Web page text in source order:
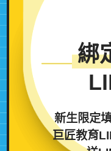
綁
新生限定
巨匠教育